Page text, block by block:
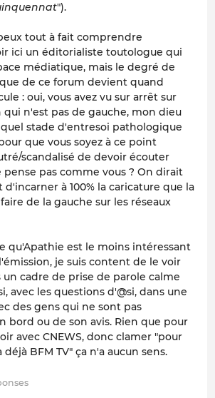
").
tout à fait comprendre
ici un éditorialiste toutologue qui
médiatique, mais le degré de
de ce forum devient quand
: oui, vous avez vu sur arrêt sur
n'est pas de gauche, mon dieu
quel stade d'entresoi pathologique
que vous soyez à ce point
scandalisé de devoir écouter
pas comme vous ? On dirait
à 100% la caricature que la
de la gauche sur les réseaux
qu'Apathie est le moins intéressant
je suis content de le voir
cadre de prise de parole calme
avec les questions d'@si, dans une
des gens qui ne sont pas
bord ou de son avis. Rien que pour
avec CNEWS, donc clamer "pour
BFM TV" ça n'a aucun sens.